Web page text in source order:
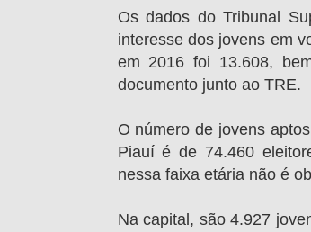
Os dados do Tribunal
interesse dos jovens em
em 2016 foi 13.608,
documento junto ao TRE.
O número de jovens
Piauí é de 74.460
nessa faixa etária não é
Na capital, são 4.927